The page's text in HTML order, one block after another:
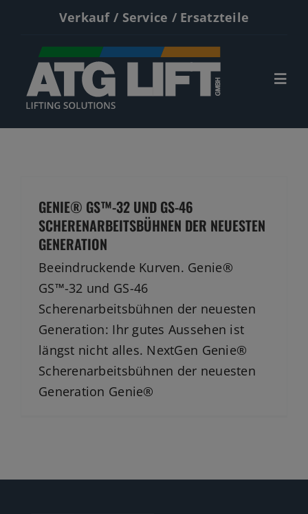
springen
Verkauf / Service / Ersatzteile
Gebrauchte
Service
Kontakt
News
Ersatzteile
GENIE® GS™-32 UND GS-46
SCHERENARBEITSBÜHNEN DER NEUESTEN
GENERATION
Beeindruckende Kurven. Genie®
GS™-32 und GS-46
Scherenarbeitsbühnen der neuesten
Generation: Ihr gutes Aussehen ist
längst nicht alles. NextGen Genie®
Scherenarbeitsbühnen der neuesten
Generation Genie®